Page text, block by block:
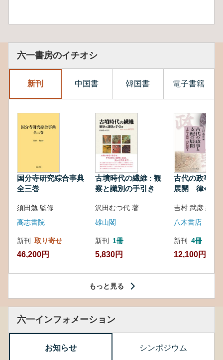
六一書房のイチオシ
新刊 中国書 韓国書 電子書籍
国分寺研究綜合事典
全三巻
須田勉 監修
高志書院
新刊 取り寄せ
46,200円
古墳時代の繊維 : 観
察と識別の手引き
沢田むつ代 著
雄山閣
新刊 1冊
5,830円
古代の政事と
展開 律令・
吉村 武彦 編集
八木書店
新刊 4冊
12,100円
もっと見る
六一インフォメーション
お知らせ シンポジウム